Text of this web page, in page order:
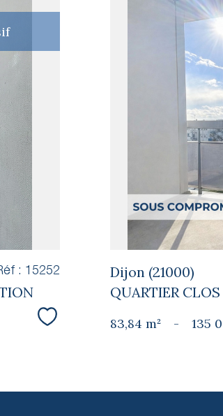
: 15252
Sélectionner
Dijon (21000)
QUARTIER
83,84 m² - 135